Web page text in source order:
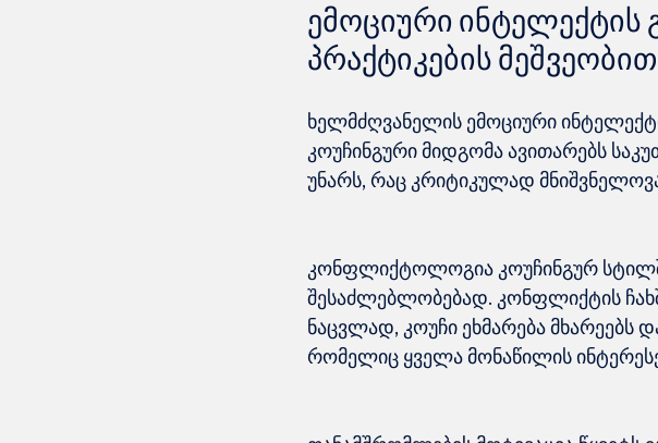
ემოციური ინტელექტის
პრაქტიკების მეშვეობით
ხელმძღვანელის ემოციური
კოუჩინგური მიდგომა ავითარებს
კონფლიქტოლოგია კოუჩინგურ
შესაძლებლობებად. კონფლიქტის
ნაცვლად, კოუჩი ეხმარება